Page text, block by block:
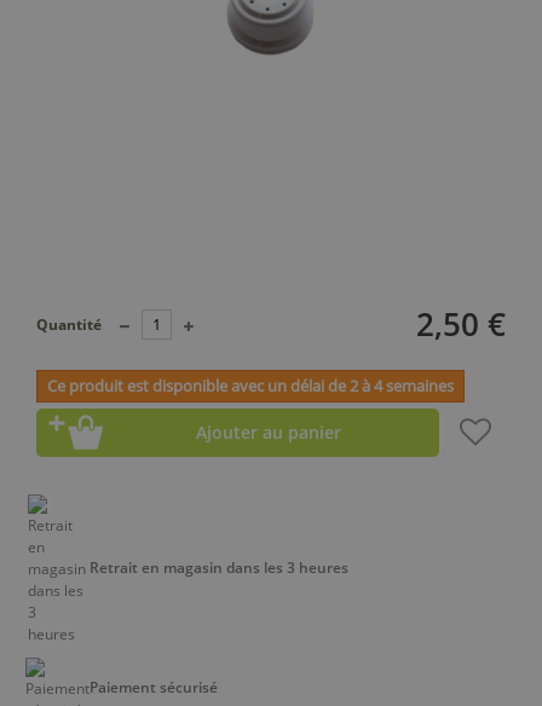
2,50 €
Quantité
Ce produit est disponible avec un délai de 2 à 4 semaines
Ajouter au panier
Retrait en magasin dans les 3 heures
Paiement sécurisé